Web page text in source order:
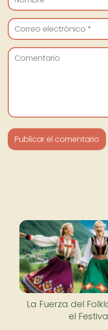
La Fuerza del
el